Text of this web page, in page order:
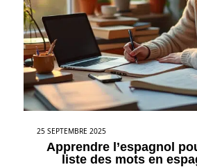
25 SEPTEMBRE 2025
Apprendre l’espagnol
liste des mots en